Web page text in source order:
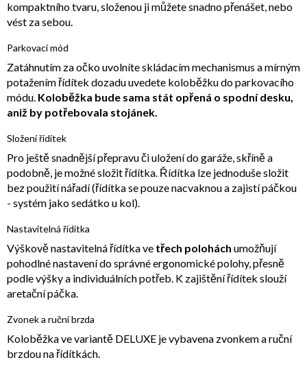
kompaktního tvaru, složenou ji můžete snadno přenášet, nebo
vést za sebou.
Parkovací mód
Zatáhnutím za očko uvolníte skládacím mechanismus a mírným
potažením řídítek dozadu uvedete koloběžku do parkovacího
módu. Koloběžka bude sama stát opřená o spodní desku,
aniž by potřebovala stojánek.
Složení řídítek
Pro ještě snadnější přepravu či uložení do garáže, skříně a
podobně, je možné složit řídítka. Řídítka lze jednoduše složit
bez použití nářadí (řídítka se pouze nacvaknou a zajistí páčkou
- systém jako sedátko u kol).
Nastavitelná řídítka
Výškově nastavitelná řídítka ve třech polohách umožňují
pohodlné nastavení do správné ergonomické polohy, přesně
podle výšky a individuálních potřeb. K zajištění řídítek slouží
aretační páčka.
Zvonek a ruční brzda
Koloběžka ve variantě DELUXE je vybavena zvonkem a ruční
brzdou na řídítkách.